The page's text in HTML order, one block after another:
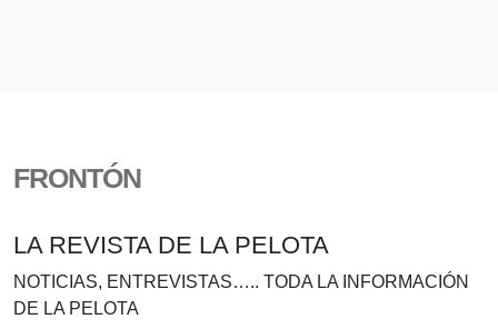
FRONTÓN
LA REVISTA DE LA PELOTA
NOTICIAS, ENTREVISTAS….. TODA LA INFORMACIÓN
DE LA PELOTA